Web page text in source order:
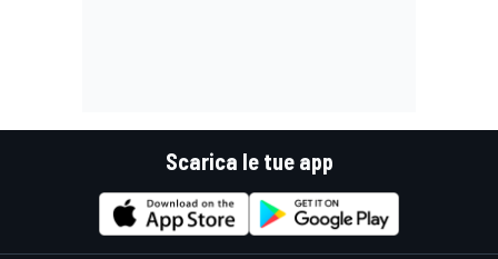
Scarica le tue app